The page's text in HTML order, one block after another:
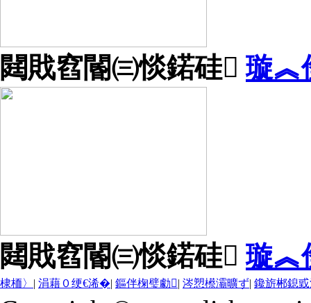
閮戝窞閽㈢惔鍩硅 璇︽
閮戝窞閽㈢惔鍩硅 璇︽
棣栭〉 | 涓藉０绠€浠�| 鏂伴椈璧勮| 涔愬櫒灞曠ず| 鑱旂郴鎴